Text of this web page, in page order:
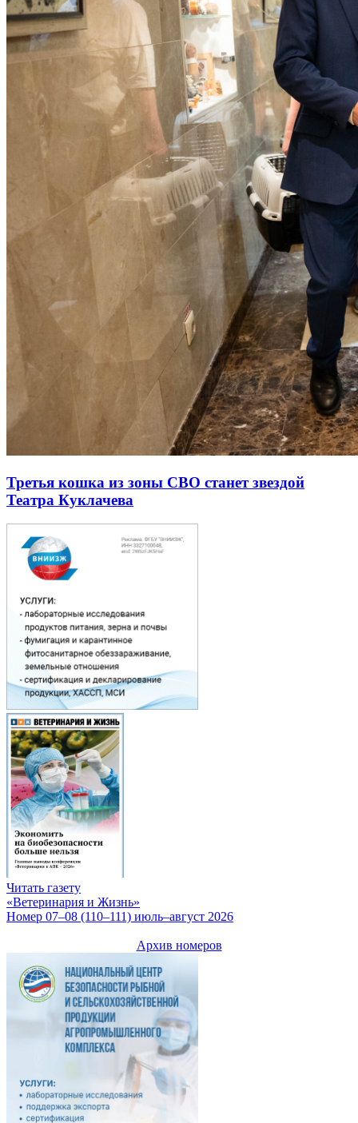
Третья кошка из зоны СВО станет звездой
Театра Куклачева
Читать газету
«Ветеринария и Жизнь»
Номер 07–08 (110–111) июль–август 2026
Архив номеров